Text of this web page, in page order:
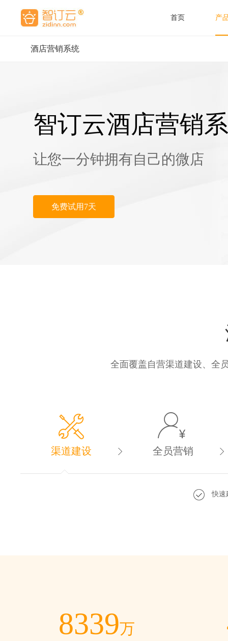
首页 产
酒店营销系统
智订云酒店营销
让您一分钟拥有自己的微店
免费试用7天
全面覆盖自营渠道建设、全
渠道建设 全员营销
快速
8339万